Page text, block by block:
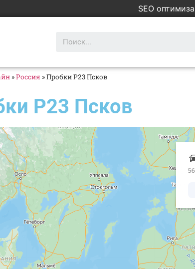
SEO
»Россия »Пробки Р23 Псков
Р23 Псков